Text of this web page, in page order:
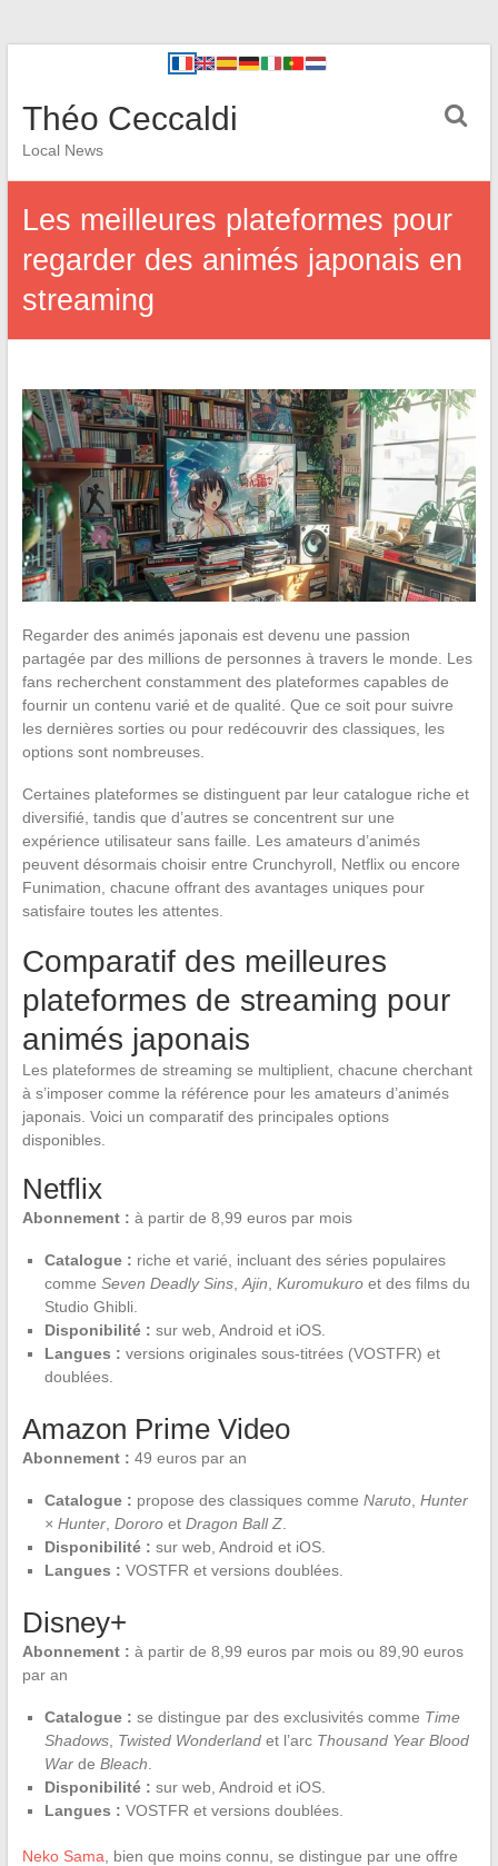
Théo Ceccaldi
Local News
Les meilleures plateformes pour
regarder des animés japonais en
streaming
Regarder des animés japonais est devenu une passion
partagée par des millions de personnes à travers le monde. Les
fans recherchent constamment des plateformes capables de
fournir un contenu varié et de qualité. Que ce soit pour suivre
les dernières sorties ou pour redécouvrir des classiques, les
options sont nombreuses.
Certaines plateformes se distinguent par leur catalogue riche et
diversifié, tandis que d’autres se concentrent sur une
expérience utilisateur sans faille. Les amateurs d’animés
peuvent désormais choisir entre Crunchyroll, Netflix ou encore
Funimation, chacune offrant des avantages uniques pour
satisfaire toutes les attentes.
Comparatif des meilleures
plateformes de streaming pour
animés japonais
Les plateformes de streaming se multiplient, chacune cherchant
à s’imposer comme la référence pour les amateurs d’animés
japonais. Voici un comparatif des principales options
disponibles.
Netflix
Abonnement : à partir de 8,99 euros par mois
Catalogue : riche et varié, incluant des séries populaires
comme Seven Deadly Sins, Ajin Kuromukuroet des films du
Studio Ghibli.
Disponibilité : sur web, Android et iOS.
Langues : versions originales sous-titrées (VOSTFR) et
doublées.
Amazon Prime Video
Abonnement : 49 euros par an
Catalogue : propose des classiques comme Naruto, Hunter
× Hunter, Dororoet Dragon Ball Z.
Disponibilité : sur web, Android et iOS.
Langues : VOSTFR et versions doublées.
Disney+
Abonnement : à partir de 8,99 euros par mois ou 89,90 euros
par an
Catalogue : se distingue par des exclusivités comme Time
Shadows, Twisted Wonderlandet l’arc Thousand Year Blood
Warde Bleach
Disponibilité : sur web, Android et iOS.
Langues : VOSTFR et versions doublées.
Neko Sama , bien que moins connu, se distingue par une offre